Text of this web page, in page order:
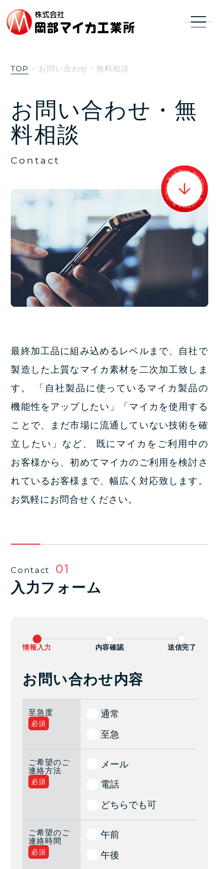
お問い合わせ・無
料相談
Contact
TOP お問い合わせ・無料相談
Sc
r
o
l
l
D
o
w
n
S
c
r
o
l
l
D
o
w
n
S
c
r
o
l
l
D
o
wn
ScrollDown
最終加工品に組み込めるレベルまで、自社で
製造した上質なマイカ素材を二次加工致しま
す。
「自社製品に使っているマイカ製品の
機能性をアップしたい」「マイカを使用する
ことで、まだ市場に流通していない技術を確
立したい」など、
既にマイカをご利用中の
お客様から、初めてマイカのご利用を検討さ
れているお客様まで、幅広く対応致します。
お気軽にお問合せください。
Contact 01
入力フォーム
情報入力 内容確認 送信完了
お問い合わせ内容
至急度
必須
通常
至急
ご希望のご
連絡方法
必須
メール
電話
どちらでも可
ご希望のご
連絡時間
必須
午前
午後